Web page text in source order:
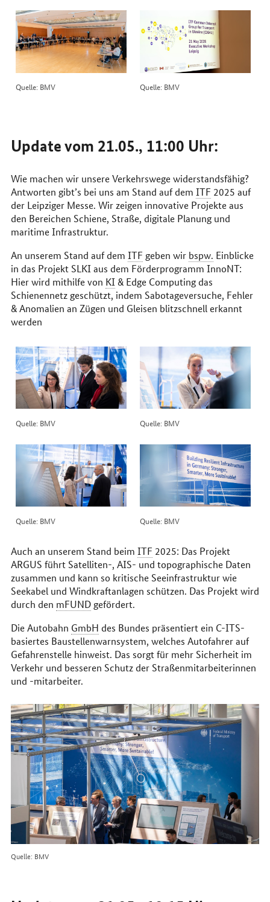
Quelle: BMV Quelle: BMV
Update vom 21.05., 11:00 Uhr:
Wie machen wir unsere Verkehrswege widerstandsfähig?
Antworten gibt’s bei uns am Stand auf dem ITF 2025 auf
der Leipziger Messe. Wir zeigen innovative Projekte aus
den Bereichen Schiene, Straße, digitale Planung und
maritime Infrastruktur.
An unserem Stand auf dem ITF geben wir bspw. Einblicke
in das Projekt SLKI aus dem Förderprogramm InnoNT:
Hier wird mithilfe von KI& Edge Computing das
Schienennetz geschützt, indem Sabotageversuche, Fehler
& Anomalien an Zügen und Gleisen blitzschnell erkannt
werden
Quelle: BMV Quelle: BMV
Quelle: BMV Quelle: BMV
Auch an unserem Stand beim ITF 2025: Das Projekt
ARGUS führt Satelliten-, AIS- und topographische Daten
zusammen und kann so kritische Seeinfrastruktur wie
Seekabel und Windkraftanlagen schützen. Das Projekt wird
durch den mFUNDgefördert.
Die Autobahn GmbH des Bundes präsentiert ein C-ITS-
basiertes Baustellenwarnsystem, welches Autofahrer auf
Gefahrenstelle hinweist. Das sorgt für mehr Sicherheit im
Verkehr und besseren Schutz der Straßenmitarbeiterinnen
und -mitarbeiter.
Quelle: BMV